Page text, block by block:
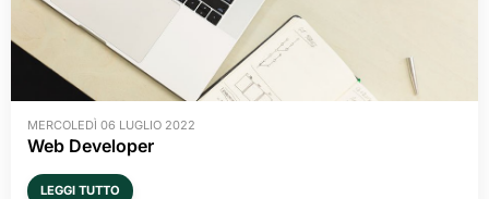
MERCOLEDÌ 06 LUGLIO 2022
Web Developer
LEGGI TUTTO